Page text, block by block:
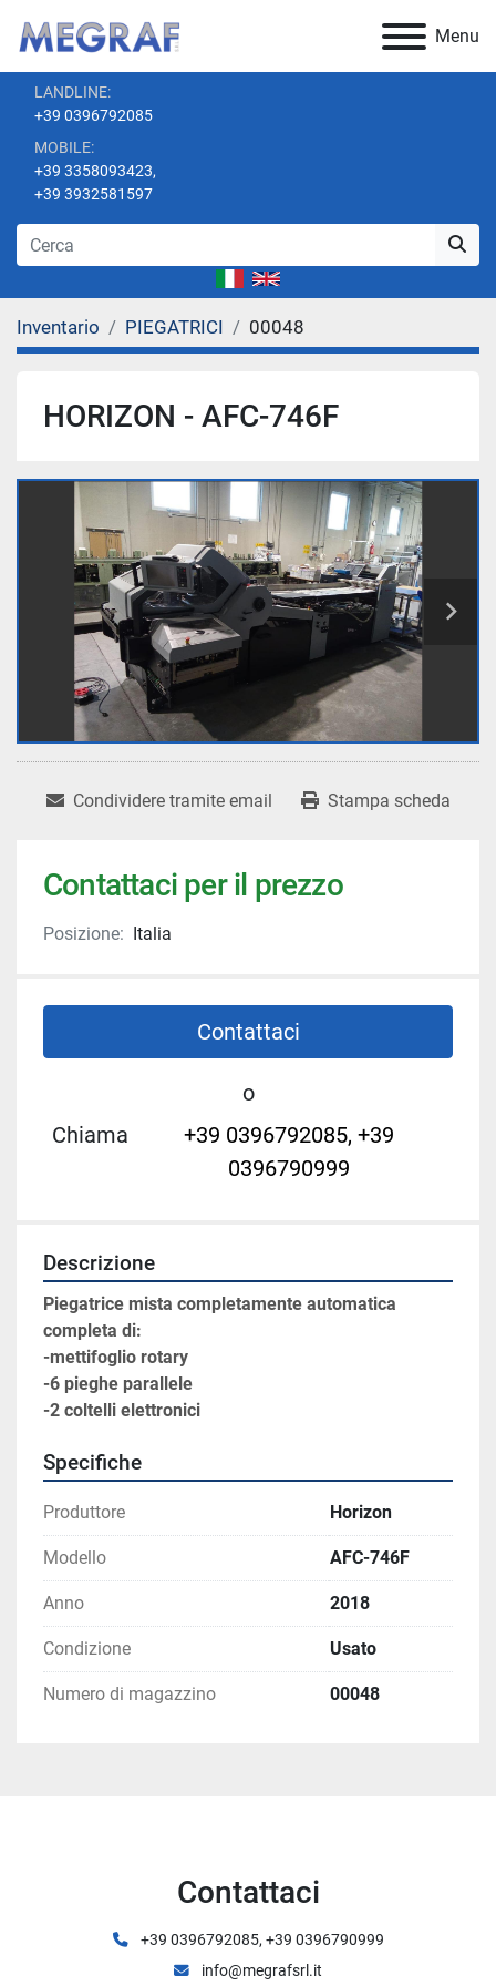
Menu
LANDLINE:
+39 0396792085
MOBILE:
+39 3358093423,
+39 3932581597
Inventario PIEGATRICI 00048
HORIZON - AFC-746F
Condividere tramite email Stampa scheda
Contattaci per il prezzo
Posizione: Italia
Contattaci
o
Chiama
+39 0396792085, +39
0396790999
Descrizione
Piegatrice mista completamente automatica
completa di:
-mettifoglio rotary
-6 pieghe parallele
﻿-2 coltelli elettronici
Specifiche
Produttore Horizon
Modello AFC-746F
Anno 2018
Condizione Usato
Numero di magazzino 00048
Contattaci
+39 0396792085, +39 0396790999
info@megrafsrl.it